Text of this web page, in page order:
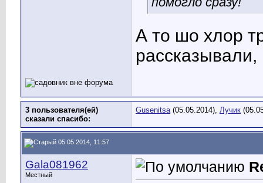
А то шо хлор
рассказывали,
3 пользователя(ей)
сказали cпасибо:
Gusenitsa(05.05.2014), Лучик
05.05.2014, 11:57
Gala081962
Местный